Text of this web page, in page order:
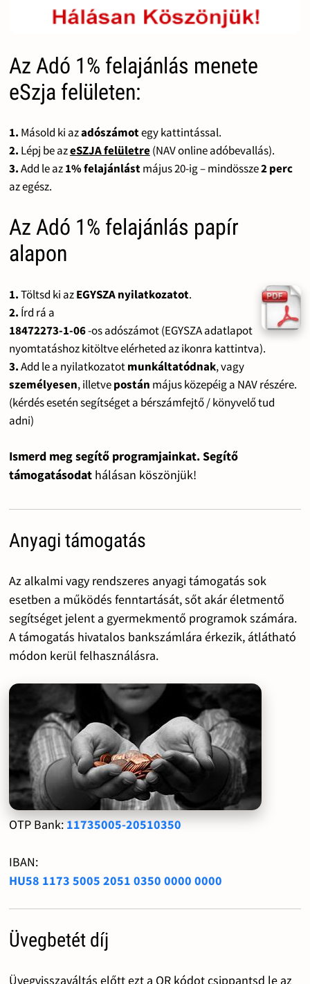
Az Adó 1% felajánlás menete
eSzja felületen:
1. Másold ki azadószámotegy kattintással.
2. Lépj be azeSZJA felületre(NAV online adóbevallás).
3.Add le az1% felajánlástmájus 20-ig – mindössze2 perc
az egész.
Az Adó 1% felajánlás papír
alapon
1.Töltsd ki azEGYSZA nyilatkozatot.
2. Írd rá a
18472273-1-06-os adószámot (EGYSZA adatlapot
nyomtatáshoz kitöltve elérheted az ikonra kattintva).
3.Add le a nyilatkozatotmunkáltatódnak, vagy
személyesen, illetvepostán május közepéig a NAV részére.
(kérdés esetén segítséget a bérszámfejtő / könyvelő tud
adni)
Ismerd meg segítő programjainkat. Segítő
támogatásodat hálásan köszönjük!
Anyagi támogatás
Az alkalmi vagy rendszeres anyagi támogatás sok
esetben a működés fenntartását, sőt akár életmentő
segítséget jelent a gyermekmentő programok számára.
A támogatás hivatalos bankszámlára érkezik, átlátható
módon kerül felhasználásra.
OTP Bank: 11735005-20510350
IBAN:
HU58 1173 5005 2051 0350 0000 0000
Üvegbetét díj
Üvegvisszaváltás előtt ezt a QR kódot csippantsd le az